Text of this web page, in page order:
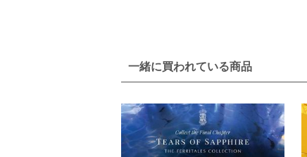
一緒に買われている商品